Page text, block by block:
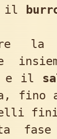
il
la
e il
fino
fase